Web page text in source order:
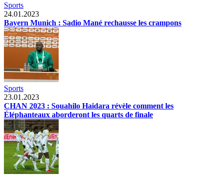
Sports
24.01.2023
Bayern Munich : Sadio Mané rechausse les crampons
Sports
23.01.2023
CHAN 2023 : Souahilo Haidara révèle comment les
Éléphanteaux aborderont les quarts de finale